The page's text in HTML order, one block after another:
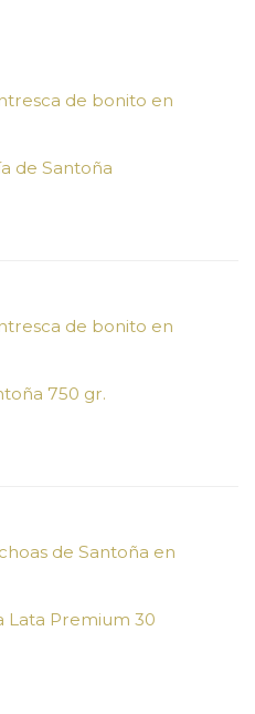
de bonito en
de Santoña
de bonito en
750 gr.
de Santoña en
Lata Premium 30